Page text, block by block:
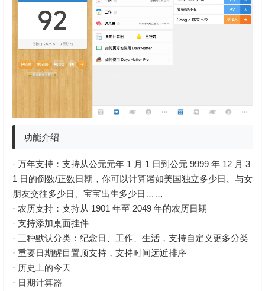
功能介绍
· 万年支持：支持从公元元年 1 月 1 日到公元 9999 年 12 月 3
1 日的倒数/正数日期，你可以计算诸如美国独立多少日、与女
朋友交往多少日、宝宝出生多少日……
· 农历支持：支持从 1901 年至 2049 年的农历日期
· 支持添加桌面挂件
· 三种默认分类：纪念日、工作、生活，支持自定义更多分类
· 重要日期醒目置顶支持，支持时间远近排序
· 历史上的今天
· 日期计算器